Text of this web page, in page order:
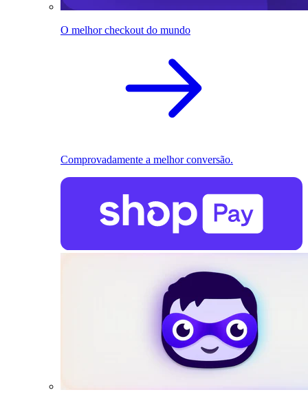
O melhor checkout do mundo
Comprovadamente a melhor conversão.